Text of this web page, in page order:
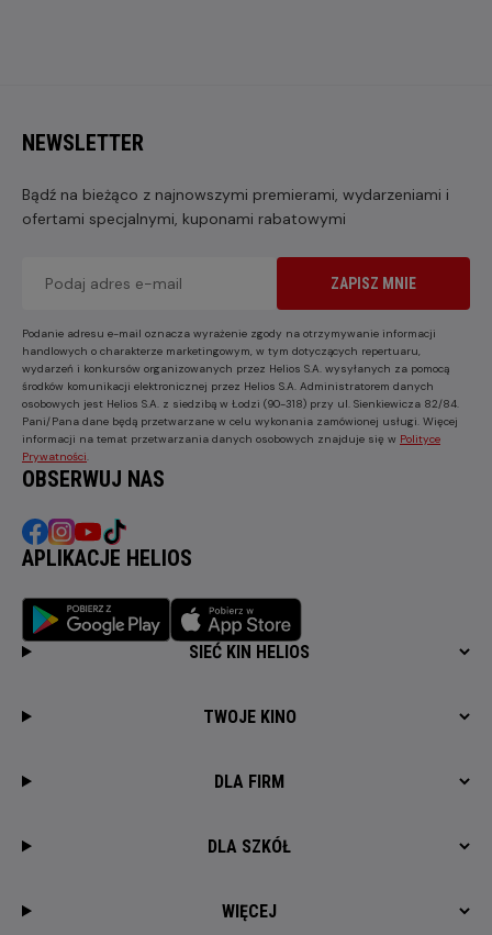
NEWSLETTER
Bądź na bieżąco z najnowszymi premierami, wydarzeniami i
ofertami specjalnymi, kuponami rabatowymi
ZAPISZ MNIE
Podanie adresu e-mail oznacza wyrażenie zgody na otrzymywanie informacji
handlowych o charakterze marketingowym, w tym dotyczących repertuaru,
wydarzeń i konkursów organizowanych przez Helios S.A. wysyłanych za pomocą
środków komunikacji elektronicznej przez Helios S.A. Administratorem danych
osobowych jest Helios S.A. z siedzibą w Łodzi (90-318) przy ul. Sienkiewicza 82/84.
Pani/Pana dane będą przetwarzane w celu wykonania zamówionej usługi. Więcej
informacji na temat przetwarzania danych osobowych znajduje się w Polityce
Prywatności
OBSERWUJ NAS
APLIKACJE HELIOS
SIEĆ KIN HELIOS
TWOJE KINO
DLA FIRM
DLA SZKÓŁ
WIĘCEJ